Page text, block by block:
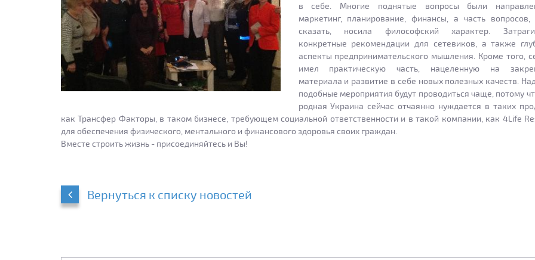
в себе. Многие поднятые вопросы были
маркетинг, планирование, финансы, а часть
сказать, носила философский характер.
конкретные рекомендации для сетевиков, а также
аспекты предпринимательского мышления. Кроме того,
имел практическую часть, нацеленную на
материала и развитие в себе новых полезных качеств.
подобные мероприятия будут проводиться чаще, потому
родная Украина сейчас отчаянно нуждается в таких
как Трансфер Факторы, в таком бизнесе, требующем социальной ответственности и в такой компании, как 4Life
для обеспечения физического, ментального и финансового здоровья своих граждан.
Вместе строить жизнь - присоединяйтесь и Вы!
Вернуться к списку новостей